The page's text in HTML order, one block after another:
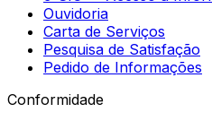
Ouvidoria
Carta de Serviços
Pesquisa de Satisfação
Pedido de Informações
Conformidade